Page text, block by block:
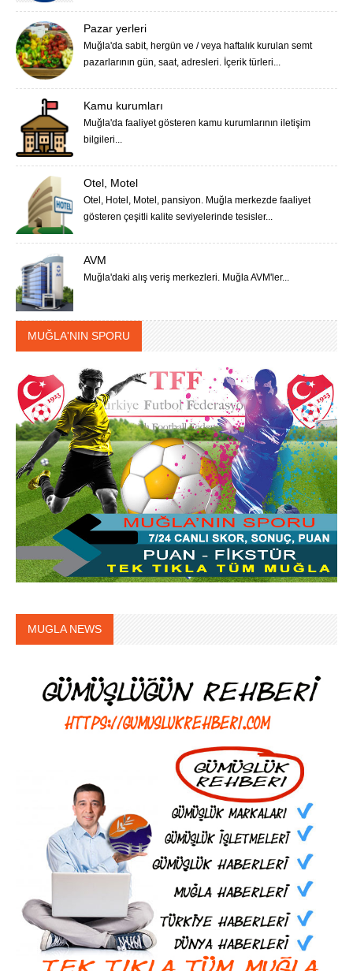
Pazar yerleri
Muğla'da sabit, hergün ve / veya haftalık kurulan semt
pazarlarının gün, saat, adresleri. İçerik türleri...
Kamu kurumları
Muğla'da faaliyet gösteren kamu kurumlarının iletişim
bilgileri...
Otel, Motel
Otel, Hotel, Motel, pansiyon. Muğla merkezde faaliyet
gösteren çeşitli kalite seviyelerinde tesisler...
AVM
Muğla'daki alış veriş merkezleri. Muğla AVM'ler...
MUĞLA'NIN SPORU
MUGLA NEWS